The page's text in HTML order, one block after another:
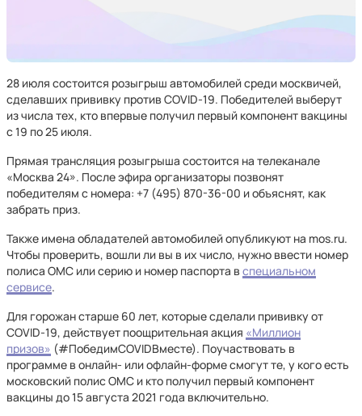
28 июля состоится розыгрыш автомобилей среди москвичей,
сделавших прививку против COVID-19. Победителей выберут
из числа тех, кто впервые получил первый компонент вакцины
с 19 по 25 июля.
Прямая трансляция розыгрыша состоится на телеканале
«Москва 24». После эфира организаторы позвонят
победителям с номера: +7 (495) 870-36-00 и объяснят, как
забрать приз.
Также имена обладателей автомобилей опубликуют на mos.ru.
Чтобы проверить, вошли ли вы в их число, нужно ввести номер
полиса ОМС или серию и номер паспорта в специальном
сервисе.
Для горожан старше 60 лет, которые сделали прививку от
COVID-19, действует поощрительная акция «Миллион
призов» (#ПобедимCOVIDВместе). Поучаствовать в
программе в онлайн- или офлайн-форме смогут те, у кого есть
московский полис ОМС и кто получил первый компонент
вакцины до 15 августа 2021 года включительно.